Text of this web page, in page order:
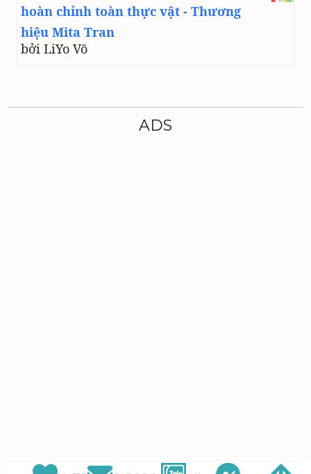
hoàn chỉnh toàn thực vật - Thương
hiệu Mita Tran
bởi LiYo Võ
ADS